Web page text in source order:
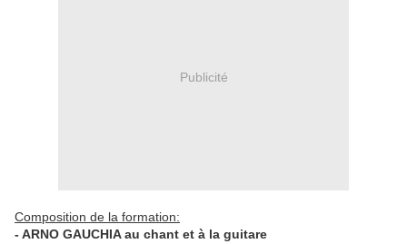
Publicité
Composition de la formation:
- ARNO GAUCHIA au chant et à la guitare